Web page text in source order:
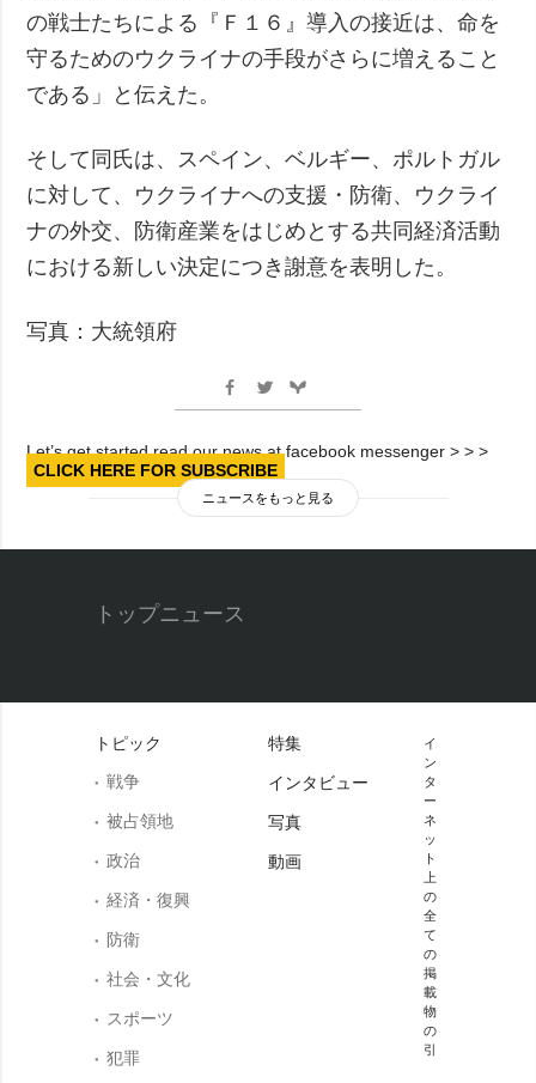
の戦士たちによる『Ｆ１６』導入の接近は、命を
守るためのウクライナの手段がさらに増えること
である」と伝えた。
そして同氏は、スペイン、ベルギー、ポルトガル
に対して、ウクライナへの支援・防衛、ウクライ
ナの外交、防衛産業をはじめとする共同経済活動
における新しい決定につき謝意を表明した。
写真：大統領府
Let’s get started read our news at facebook messenger > > >
CLICK HERE FOR SUBSCRIBE
ニュースをもっと見る
トップニュース
トピック
戦争
被占領地
政治
経済・復興
防衛
社会・文化
スポーツ
犯罪
特集
インタビュー
写真
動画
イ
ン
タ
ー
ネ
ッ
ト
上
の
全
て
の
掲
載
物
の
引